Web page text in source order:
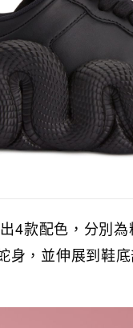
4款配色，分別
身，並伸展到鞋